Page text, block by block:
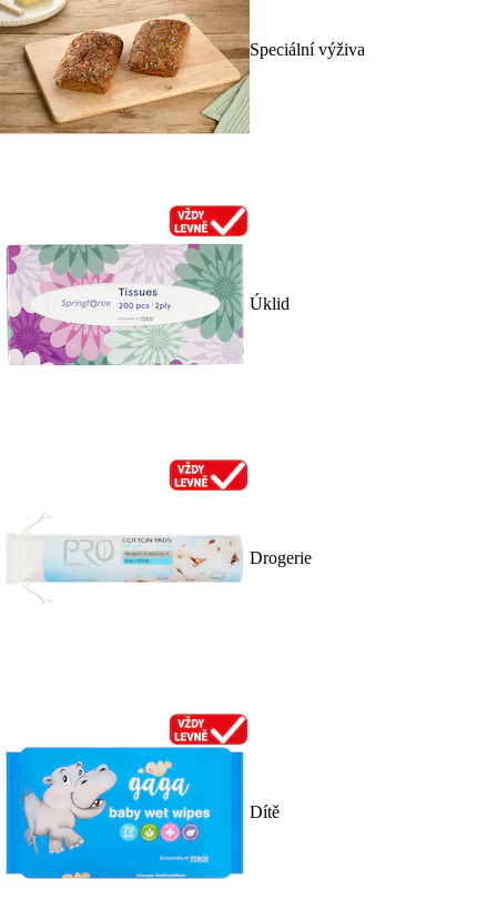
Speciální výživa
Úklid
Drogerie
Dítě